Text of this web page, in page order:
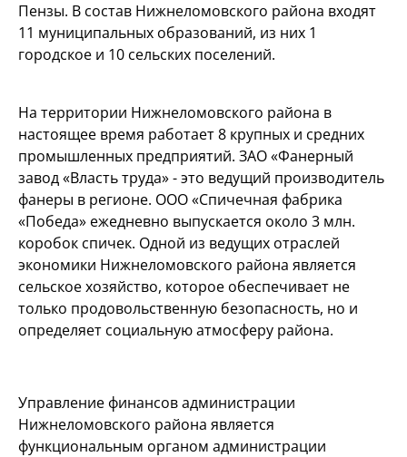
Пензы. В состав Нижнеломовского района входят
11 муниципальных образований, из них 1
городское и 10 сельских поселений.
На территории Нижнеломовского района в
настоящее время работает 8 крупных и средних
промышленных предприятий. ЗАО «Фанерный
завод «Власть труда» - это ведущий производитель
фанеры в регионе. ООО «Спичечная фабрика
«Победа» ежедневно выпускается около 3 млн.
коробок спичек. Одной из ведущих отраслей
экономики Нижнеломовского района является
сельское хозяйство, которое обеспечивает не
только продовольственную безопасность, но и
определяет социальную атмосферу района.
Управление финансов администрации
Нижнеломовского района является
функциональным органом администрации